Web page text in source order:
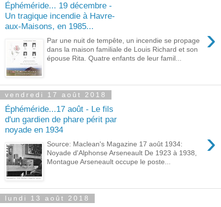
Éphéméride... 19 décembre -
Un tragique incendie à Havre-
aux-Maisons, en 1985...
›
Par une nuit de tempête, un incendie se propage
dans la maison familiale de Louis Richard et son
épouse Rita. Quatre enfants de leur famil...
vendredi 17 août 2018
Éphéméride...17 août - Le fils
d'un gardien de phare périt par
noyade en 1934
›
Source: Maclean's Magazine 17 août 1934:
Noyade d'Alphonse Arseneault De 1923 à 1938,
Montague Arseneault occupe le poste...
lundi 13 août 2018